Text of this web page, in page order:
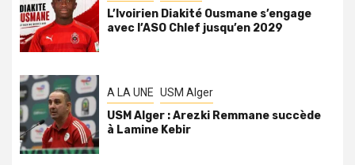
L’Ivoirien Diakité Ousmane s’engage
avec l’ASO Chlef jusqu’en 2029
A LA UNE USM Alger
USM Alger : Arezki Remmane succède
à Lamine Kebir